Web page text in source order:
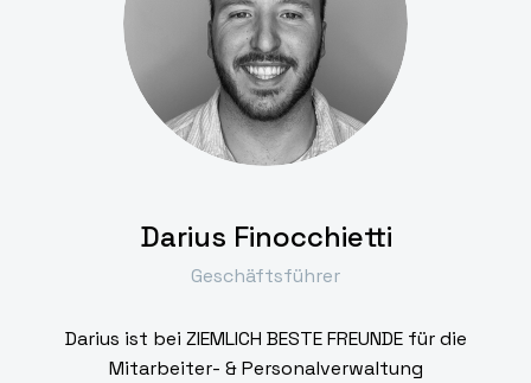
Darius Finocchietti
Geschäftsführer
Darius ist bei ZIEMLICH BESTE FREUNDE für die
Mitarbeiter- & Personalverwaltung